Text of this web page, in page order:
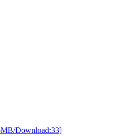
Download:33]